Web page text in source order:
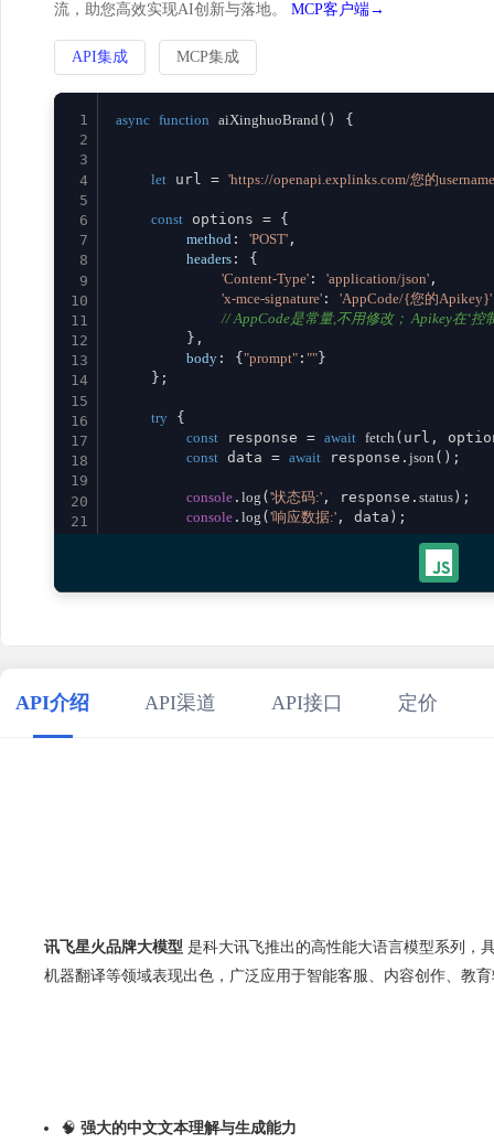
流，助您高效实现AI创新与落地。 MCP客户端→
API集成 MCP集成
1
2
3
4
5
6
7
8
9
10
11
12
13
14
15
16
17
18
19
20
21
30
32
async function aiXinghuoBrand( ) {
let url = 'https://openapi.explinks.com/您的
const options = {
method : 'POST' ,
headers : {
'Content-Type' : 'application/json' ,
'x-mce-signature' : 'AppCode/{您的Apikey}'
// AppCode是常量,不用修改； Apikey在‘控
        },
body : { "prompt" : "" }
    };
try {
const response = await fetch (url,
const data = await response. json ();
console . log ( '状态码:' , response. status );
console . log ( '响应数据:' , data);
console.error('请求失败:', error);
// 使用示例
aiXinghuoBrand
API介绍 API渠道 API接口 定价
讯飞星火品牌大模型 是科大讯飞推出的高性能大语言模型系列，
机器翻译等领域表现出色，广泛应用于智能客服、内容创作、教
🧠 强大的中文文本理解与生成能力